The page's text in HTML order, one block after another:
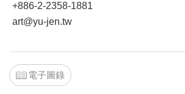
+886-2-2358-1881
art@yu-jen.tw
電子圖錄